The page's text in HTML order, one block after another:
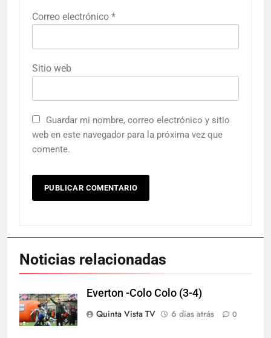
Correo electrónico *
Sitio web
Guardar mi nombre, correo electrónico y sitio
web en este navegador para la próxima vez que
comente.
Noticias relacionadas
Everton -Colo Colo (3-4)
Quinta Vista TV
6 días atrás 0